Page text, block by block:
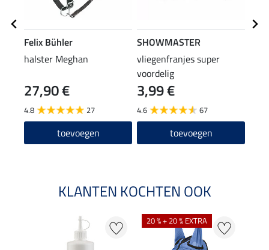
Felix Bühler
halster Meghan
27,90 €
4.8 27
toevoegen
SHOWMASTER
vliegenfranjes super
voordelig
3,99 €
4.6 67
toevoegen
KLANTEN KOCHTEN OOK
20 % + 20 % EXTRA